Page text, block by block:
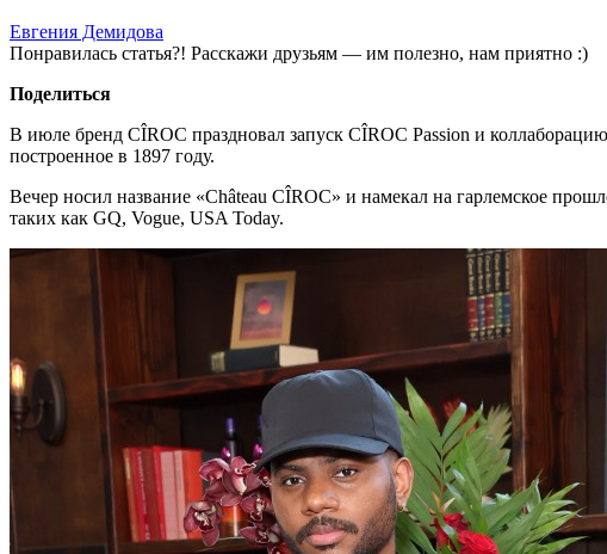
Евгения Демидова
Понравилась статья?! Расскажи друзьям — им полезно, нам приятно :)
Поделиться
В июле бренд CÎROC праздновал запуск CÎROC Passion и
построенное в 1897 году.
Вечер носил название «Château CÎROC» и намекал на гарлемское
таких как GQ, Vogue, USA Today.